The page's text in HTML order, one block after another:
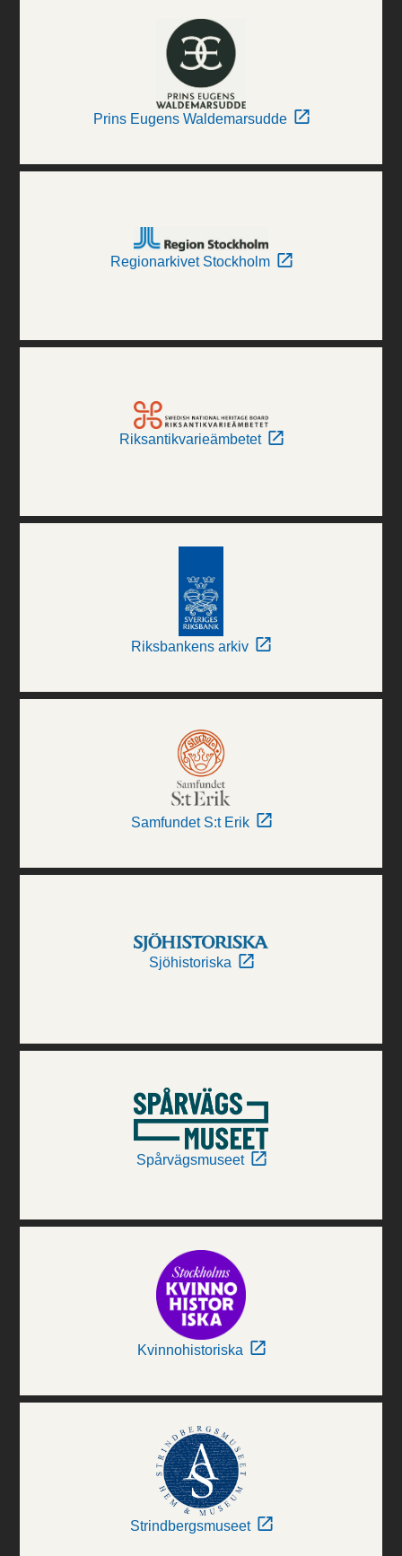
Prins Eugens Waldemarsudde
Regionarkivet Stockholm
Riksantikvarieämbetet
Riksbankens arkiv
Samfundet S:t Erik
Sjöhistoriska
Spårvägsmuseet
Kvinnohistoriska
Strindbergsmuseet